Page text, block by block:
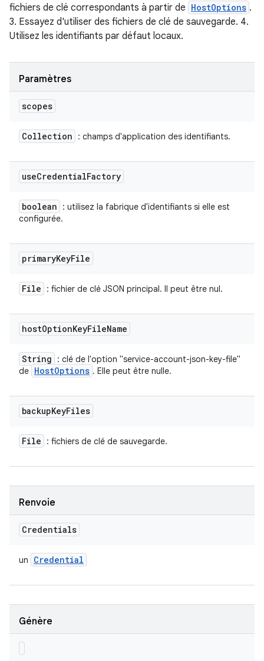
fichiers de clé correspondants à partir de HostOptions .
3. Essayez d'utiliser des fichiers de clé de sauvegarde. 4.
Utilisez les identifiants par défaut locaux.
Paramètres
scopes
Collection : champs d'application des identifiants.
useCredentialFactory
boolean
: utilisez la fabrique d'identifiants si elle est
configurée.
primaryKeyFile
File : fichier de clé JSON principal. Il peut être nul.
hostOptionKeyFileName
String
: clé de l'option "service-account-json-key-file"
de HostOptions . Elle peut être nulle.
backupKeyFiles
File : fichiers de clé de sauvegarde.
Renvoie
Credentials
un Credential
Génère